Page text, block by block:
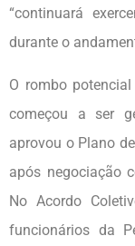
“continuará
durante o
O rombo
começou a ser
aprovou o Plano
após negociação
No Acordo
funcionários da